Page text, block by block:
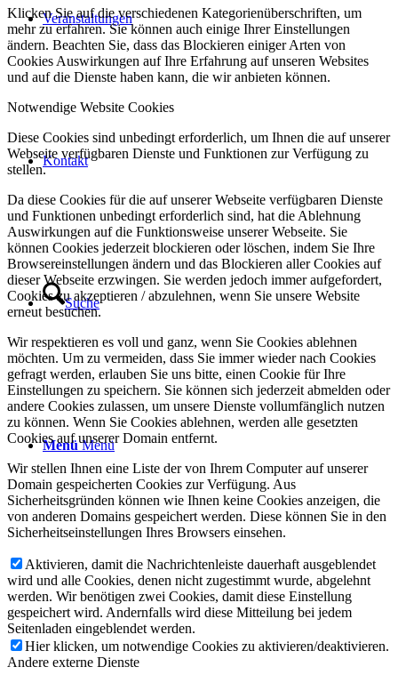
Ver­an­stal­tun­gen
Kon­takt
Suche
Menü Menü
Klicken Sie auf die verschiedenen Kategorienüberschriften, um
mehr zu erfahren. Sie können auch einige Ihrer Einstellungen
ändern. Beachten Sie, dass das Blockieren einiger Arten von
Cookies Auswirkungen auf Ihre Erfahrung auf unseren Websites
und auf die Dienste haben kann, die wir anbieten können.
Notwendige Website Cookies
Diese Cookies sind unbedingt erforderlich, um Ihnen die auf unserer
Webseite verfügbaren Dienste und Funktionen zur Verfügung zu
stellen.
Da diese Cookies für die auf unserer Webseite verfügbaren Dienste
und Funktionen unbedingt erforderlich sind, hat die Ablehnung
Auswirkungen auf die Funktionsweise unserer Webseite. Sie
können Cookies jederzeit blockieren oder löschen, indem Sie Ihre
Browsereinstellungen ändern und das Blockieren aller Cookies auf
dieser Webseite erzwingen. Sie werden jedoch immer aufgefordert,
Cookies zu akzeptieren / abzulehnen, wenn Sie unsere Website
erneut besuchen.
Wir respektieren es voll und ganz, wenn Sie Cookies ablehnen
möchten. Um zu vermeiden, dass Sie immer wieder nach Cookies
gefragt werden, erlauben Sie uns bitte, einen Cookie für Ihre
Einstellungen zu speichern. Sie können sich jederzeit abmelden oder
andere Cookies zulassen, um unsere Dienste vollumfänglich nutzen
zu können. Wenn Sie Cookies ablehnen, werden alle gesetzten
Cookies auf unserer Domain entfernt.
Wir stellen Ihnen eine Liste der von Ihrem Computer auf unserer
Domain gespeicherten Cookies zur Verfügung. Aus
Sicherheitsgründen können wie Ihnen keine Cookies anzeigen, die
von anderen Domains gespeichert werden. Diese können Sie in den
Sicherheitseinstellungen Ihres Browsers einsehen.
Aktivieren, damit die Nachrichtenleiste dauerhaft ausgeblendet
wird und alle Cookies, denen nicht zugestimmt wurde, abgelehnt
werden. Wir benötigen zwei Cookies, damit diese Einstellung
gespeichert wird. Andernfalls wird diese Mitteilung bei jedem
Seitenladen eingeblendet werden.
Hier klicken, um notwendige Cookies zu aktivieren/deaktivieren.
Andere externe Dienste